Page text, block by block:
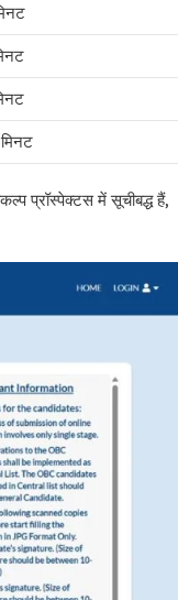
प्रॉस्पेक्टस में सूचीबद्ध हैं,